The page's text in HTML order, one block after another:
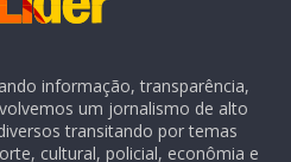
informação, transparência,
um jornalismo de alto
transitando por temas
cultural, policial, econômia e